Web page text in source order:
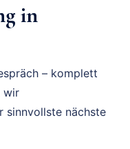
in
– komplett
wir
sinnvollste nächste